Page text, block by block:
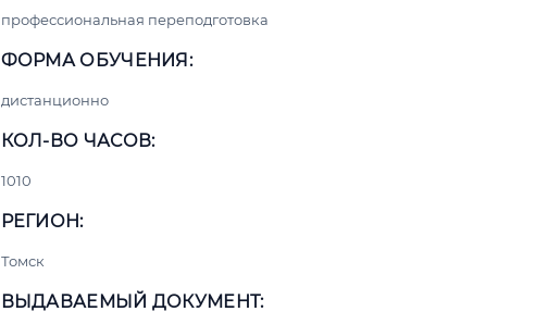
профессиональная переподготовка
ФОРМА ОБУЧЕНИЯ:
дистанционно
КОЛ-ВО ЧАСОВ:
1010
РЕГИОН:
Томск
ВЫДАВАЕМЫЙ ДОКУМЕНТ: